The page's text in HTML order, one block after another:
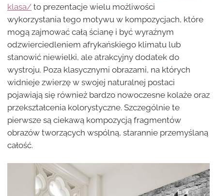
klasa/ to prezentacje wielu możliwości
wykorzystania tego motywu w kompozycjach, które
mogą zajmować całą ścianę i być wyraźnym
odzwierciedleniem afrykańskiego klimatu lub
stanowić niewielki, ale atrakcyjny dodatek do
wystroju. Poza klasycznymi obrazami, na których
widnieje zwierzę w swojej naturalnej postaci
pojawiają się również bardzo nowoczesne kolaże oraz
przekształcenia kolorystyczne. Szczególnie te
pierwsze są ciekawą kompozycją fragmentów
obrazów tworzących wspólną, starannie przemyślaną
całość.